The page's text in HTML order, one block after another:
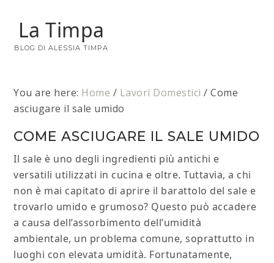
La Timpa
BLOG DI ALESSIA TIMPA
You are here: Home / Lavori Domestici / Come
asciugare il sale umido
COME ASCIUGARE IL SALE UMIDO
Il sale è uno degli ingredienti più antichi e
versatili utilizzati in cucina e oltre. Tuttavia, a chi
non è mai capitato di aprire il barattolo del sale e
trovarlo umido e grumoso? Questo può accadere
a causa dell’assorbimento dell’umidità
ambientale, un problema comune, soprattutto in
luoghi con elevata umidità. Fortunatamente,